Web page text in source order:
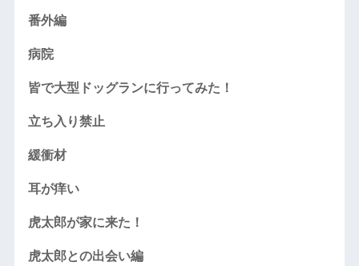
番外編
病院
皆で大型ドッグランに行ってみた！
立ち入り禁止
緩衝材
耳が痒い
虎太郎が家に来た！
虎太郎との出会い編